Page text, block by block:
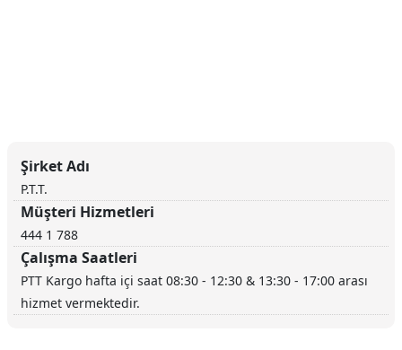
Şirket Adı
P.T.T.
Müşteri Hizmetleri
444 1 788
Çalışma Saatleri
PTT Kargo hafta içi saat 08:30 - 12:30 & 13:30 - 17:00 arası
hizmet vermektedir.